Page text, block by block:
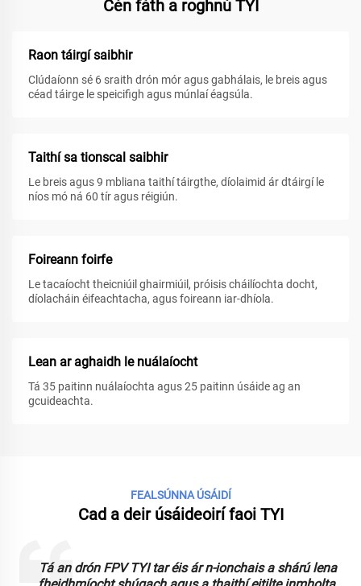
Cén fáth a roghnú TYI
Raon táirgí saibhir
Clúdaíonn sé 6 sraith drón mór agus gabhálais, le breis agus
céad táirge le speicifigh agus múnlaí éagsúla.
Taithí sa tionscal saibhir
Le breis agus 9 mbliana taithí táirgthe, díolaimid ár dtáirgí le
níos mó ná 60 tír agus réigiún.
Foireann foirfe
Le tacaíocht theicniúil ghairmiúil, próisis cháilíochta docht,
díolacháin éifeachtacha, agus foireann iar-dhíola.
Lean ar aghaidh le nuálaíocht
Tá 35 paitinn nuálaíochta agus 25 paitinn úsáide ag an
gcuideachta.
FEALSÚNNA ÚSÁIDÍ
Cad a deir úsáideoirí faoi TYI
Tá an drón FPV TYI tar éis ár n-ionchais a shárú lena